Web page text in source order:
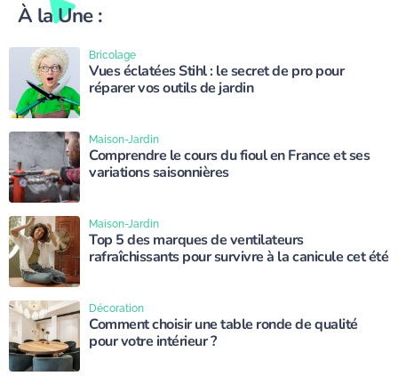
À la Une :
Vues éclatées Stihl : le secret de pro pour
réparer vos outils de jardin
Bricolage
Comprendre le cours du fioul en France et ses
variations saisonnières
Maison-Jardin
Top 5 des marques de ventilateurs
rafraîchissants pour survivre à la canicule cet été
Maison-Jardin
Comment choisir une table ronde de qualité
pour votre intérieur ?
Décoration